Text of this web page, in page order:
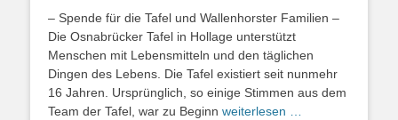
– Spende für die Tafel und Wallenhorster Familien –
Die Osnabrücker Tafel in Hollage unterstützt
Menschen mit Lebensmitteln und den täglichen
Dingen des Lebens. Die Tafel existiert seit nunmehr
16 Jahren. Ursprünglich, so einige Stimmen aus dem
Team der Tafel, war zu Beginn weiterlesen …